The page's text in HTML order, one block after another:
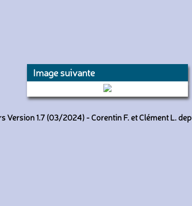
Image suivante
1363 (RATP)
Version 1.7 (03/2024) - Corentin F. et Clément L.